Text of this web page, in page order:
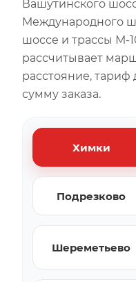
Вашутинского
Международного
шоссе и трассы М-
рассчитывает
расстояние, тариф
сумму заказа.
Химки
Подрезково
Шереметьево